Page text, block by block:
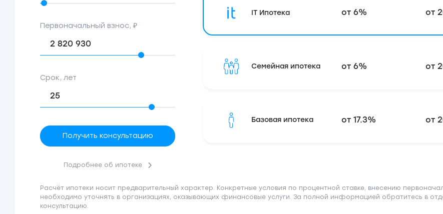
Первоначальный взнос, ₽
Срок, лет
Получить консультацию
Подробнее об ипотеке
IT Ипотека от 6% от
Семейная ипотека от 6% от
Базовая ипотека от 17.3% от
Расчёт ипотеки носит предварительный характер. Конкретные условия по процентной ставке, внесению
необходимо уточнять в организациях, оказывающих финансовые услуги. За полной информацией обратитесь в
консультацию.